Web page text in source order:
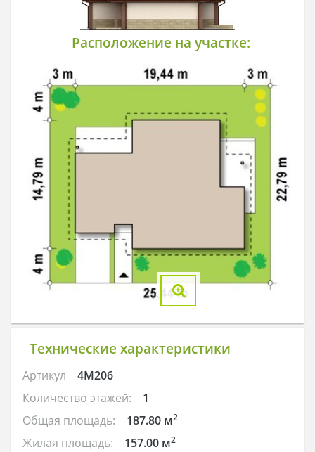
Расположение на участке:
Технические характеристики
Артикул
4M206
Количество этажей:
1
Общая площадь:
187.80 м2
Жилая площадь: 157.00 м2